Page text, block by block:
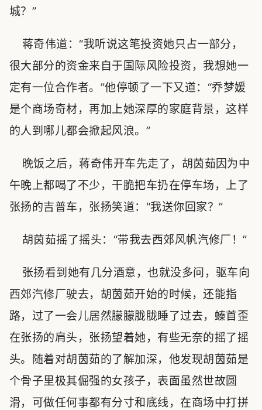
城？”
蒋奇伟道：“我听说这笔投资她只占一部分，
很大部分的资金来自于国际风险投资，我想她一
定有一位合作者。”他停顿了一下又道：“乔梦媛
是个商场奇材，再加上她深厚的家庭背景，这样
的人到哪儿都会掀起风浪。”
晚饭之后，蒋奇伟开车先走了，胡茵茹因为中
午晚上都喝了不少，干脆把车扔在停车场，上了
张扬的吉普车，张扬笑道：“我送你回家？”
胡茵茹摇了摇头：“带我去西郊风帆汽修厂！”
张扬看到她有几分酒意，也就没多问，驱车向
西郊汽修厂驶去，胡茵茹开始的时候，还能指
路，过了一会儿居然朦朦胧胧睡了过去，螓首歪
在张扬的肩头，张扬望着她，有些无奈的摇了摇
头。随着对胡茵茹的了解加深，他发现胡茵茹是
个骨子里极其倔强的女孩子，表面虽然世故圆
滑，可做任何事都有分寸和底线，在商场中打拼